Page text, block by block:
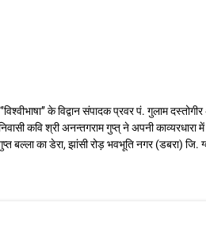
के विद्वान संपादक प्रवर पं. गुलाम
कवि श्री अनन्तगराम गुप्त् ने अपनी काव्यरधारा
बल्‍ला का डेरा, झांसी रोड़ भवभूति नगर (डबरा) जि.